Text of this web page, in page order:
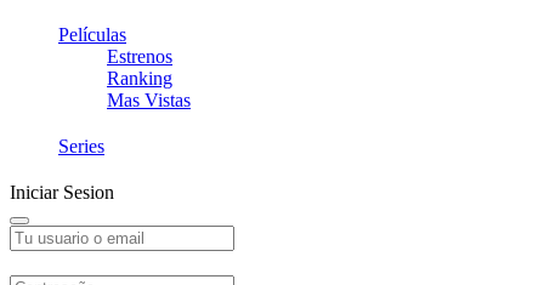
Películas
Estrenos
Ranking
Mas Vistas
Series
Iniciar Sesion